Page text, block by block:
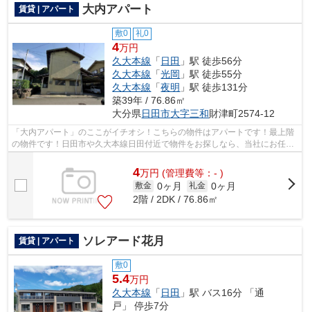
賃貸 | アパート 大内アパート
敷0 礼0
4万円
久大本線 「 日田 」駅 徒歩56分
久大本線 「光岡 」駅 徒歩55分
久大本線 「夜明 」駅 徒歩131分
築39年 / 76.86㎡
大分県日田市大字三和財津町2574-12
「大内アパート」のここがイチオシ！こちらの物件はアパートです！最上階
の物件です！日田市や久大本線日田付近で物件をお探しなら、当社にお任せ
4万円 (管理費等：- )
敷金 0ヶ月 礼金 0ヶ月
2階 / 2DK / 76.86㎡
賃貸 | アパート ソレアード花月
敷0
5.4万円
久大本線 「 日田 」駅 バス16分 「通
戸」 停歩7分